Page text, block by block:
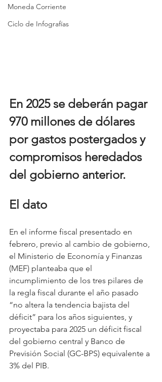
Moneda Corriente
Ciclo de Infografías
En 2025 se deberán pagar
970 millones de dólares
por gastos postergados y
compromisos heredados
del gobierno anterior.
El dato
En el informe fiscal presentado en
febrero, previo al cambio de gobierno,
el Ministerio de Economía y Finanzas
(MEF) planteaba que el
incumplimiento de los tres pilares de
la regla fiscal durante el año pasado
“no altera la tendencia bajista del
déficit” para los años siguientes, y
proyectaba para 2025 un déficit fiscal
del gobierno central y Banco de
Previsión Social (GC-BPS) equivalente a
3% del PIB.